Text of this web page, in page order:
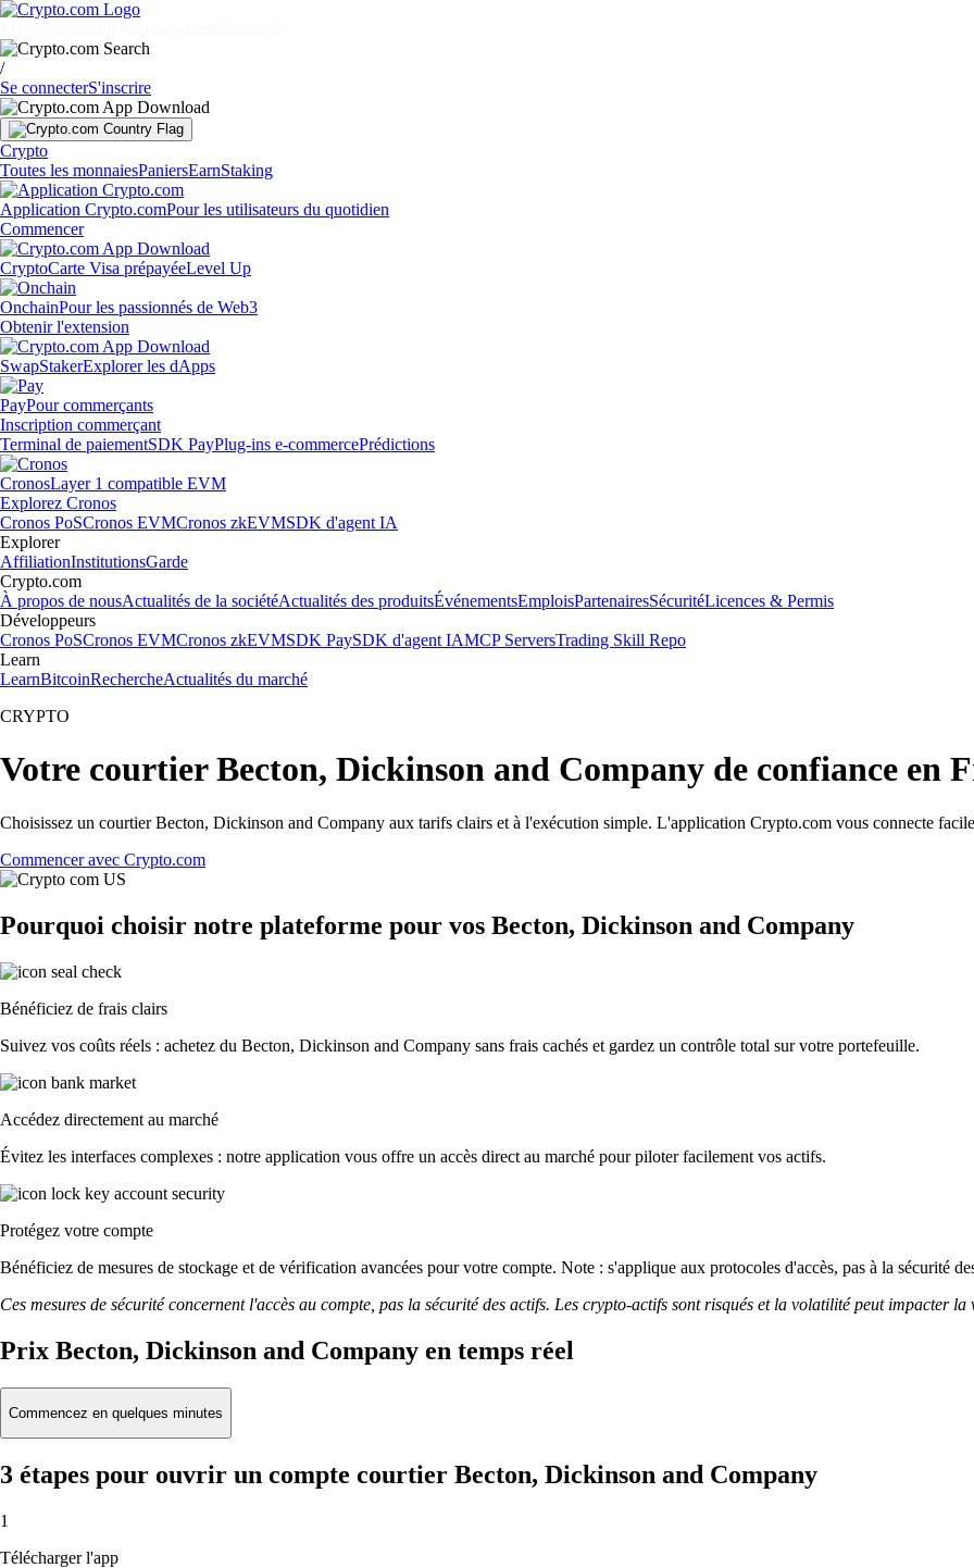
/
Se connecterS'inscrire
Crypto
Toutes les monnaiesPaniersEarnStaking
Application Crypto.comPour les utilisateurs du quotidien
Commencer
CryptoCarte Visa prépayéeLevel Up
OnchainPour les passionnés de Web3
Obtenir l'extension
SwapStakerExplorer les dApps
PayPour commerçants
Inscription commerçant
Terminal de paiementSDK PayPlug-ins e-commercePrédictions
CronosLayer 1 compatible EVM
Explorez Cronos
Cronos PoSCronos EVMCronos zkEVMSDK d'agent IA
Explorer
AffiliationInstitutionsGarde
Crypto.com
À propos de nousActualités de la sociétéActualités des produitsÉvénementsEmploisPartenairesSécuritéLicences & Permis
Développeurs
Cronos PoSCronos EVMCronos zkEVMSDK PaySDK d'agent IAMCP ServersTrading Skill Repo
Learn
LearnBitcoinRechercheActualités du marché
CRYPTO
Votre courtier Becton, Dickinson and Company de confiance en
Choisissez un courtier Becton, Dickinson and Company aux tarifs clairs et à l'exécution simple. L'application Crypto.com vous connecte
Commencer avec Crypto.com
Pourquoi choisir notre plateforme pour vos Becton, Dickinson and Company
Bénéficiez de frais clairs
Suivez vos coûts réels : achetez du Becton, Dickinson and Company sans frais cachés et gardez un contrôle total sur votre portefeuille.
Accédez directement au marché
Évitez les interfaces complexes : notre application vous offre un accès direct au marché pour piloter facilement vos actifs.
Protégez votre compte
Bénéficiez de mesures de stockage et de vérification avancées pour votre compte. Note : s'applique aux protocoles d'accès, pas à la sécurité
Ces mesures de sécurité concernent l'accès au compte, pas la sécurité des actifs. Les crypto-actifs sont risqués et la volatilité peut impacter
Prix Becton, Dickinson and Company en temps réel
Commencez en quelques minutes
3 étapes pour ouvrir un compte courtier Becton, Dickinson and Company
1
Télécharger l'app